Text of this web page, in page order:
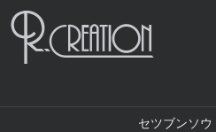
セツブンソウ